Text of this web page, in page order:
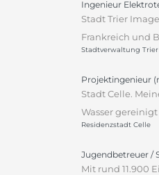
Ingenieur
Stadt Trier
Frankreich und
Stadtverwaltung Trier
Projektingenieur
Stadt Celle.
Wasser
Residenzstadt Celle
Jugendbetreuer /
Mit rund 11.900